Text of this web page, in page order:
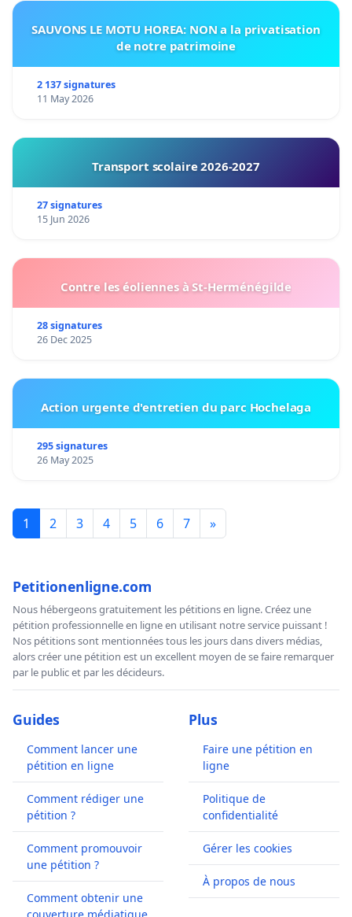
SAUVONS LE MOTU HOREA: NON a la privatisation
de notre patrimoine
2 137 signatures
11 May 2026
Transport scolaire 2026-2027
27 signatures
15 Jun 2026
Contre les éoliennes à St-Herménégilde
28 signatures
26 Dec 2025
Action urgente d'entretien du parc Hochelaga
295 signatures
26 May 2025
1 2 3 4 5 6 7 »
Petitionenligne.com
Nous hébergeons gratuitement les pétitions en ligne. Créez une
pétition professionnelle en ligne en utilisant notre service puissant !
Nos pétitions sont mentionnées tous les jours dans divers médias,
alors créer une pétition est un excellent moyen de se faire remarquer
par le public et par les décideurs.
Guides
Comment lancer une
pétition en ligne
Comment rédiger une
pétition ?
Comment promouvoir
une pétition ?
Comment obtenir une
Plus
Faire une pétition en
ligne
Politique de
confidentialité
Gérer les cookies
À propos de nous